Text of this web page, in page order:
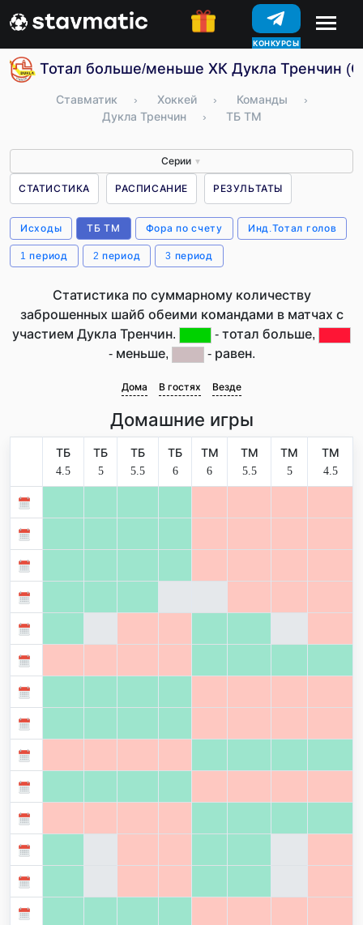
КОНКУРСЫ
Тотал больше/меньше ХК Дукла Тренчин
Ставматик › Хоккей › Команды
›
Дукла Тренчин
› ТБ ТМ
Серии ▼
СТАТИСТИКА РАСПИСАНИЕ РЕЗУЛЬТАТЫ
Исходы ТБ ТМ Фора по счету Инд.Тотал голов
1 период 2 период 3 период
Статистика по суммарному количеству
заброшенных шайб обеими командами в матчах с
участием Дукла Тренчин.
- тотал больше,
- меньше,
- равен.
Дома В гостях Везде
Домашние игры
ТБ
4.5
ТБ
5
ТБ
5.5
ТБ
6
ТМ
6
ТМ
5.5
ТМ
5
ТМ
4.5